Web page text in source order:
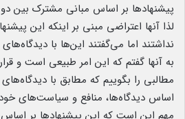
پیشنهادها بر اساس مبانی مشترک بین
لذا آنها اعتراضی مبنی بر اینکه این
نداشتند اما می‌گفتند این‌ها با
به آنها گفتم که این امر طبیعی است و
مطالبی را بگوییم که مطابق با
اساس دیدگاه‌‌ها، منافع و سیاست‌های
مهم این است که این پیشنهادها بر